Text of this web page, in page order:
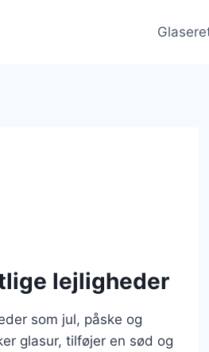
lejligheder
som jul, påske og
glasur, tilføjer en sød og